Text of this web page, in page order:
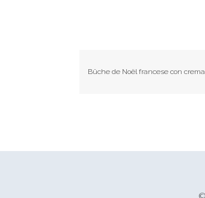
Bûche de Noël francese con